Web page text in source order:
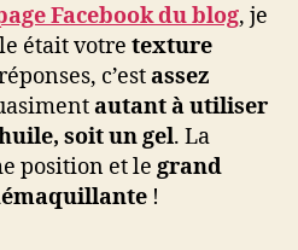
Facebook du blog, je
était votre texture
c’estassez
autant à utiliser
soit un gel. La
position et le grand
!